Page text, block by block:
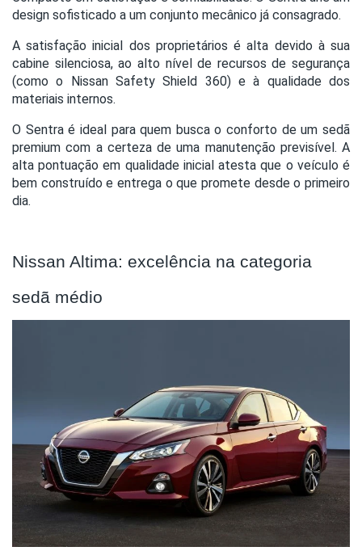
design sofisticado a um conjunto mecânico já consagrado.
A satisfação inicial dos proprietários é alta devido à sua
cabine silenciosa, ao alto nível de recursos de segurança
(como o Nissan Safety Shield 360) e à qualidade dos
materiais internos.
O Sentra é ideal para quem busca o conforto de um sedã
premium com a certeza de uma manutenção previsível. A
alta pontuação em qualidade inicial atesta que o veículo é
bem construído e entrega o que promete desde o primeiro
dia.
Nissan Altima: excelência na categoria
sedã médio